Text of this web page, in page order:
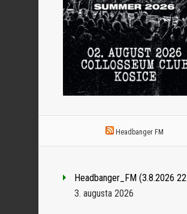
Headbanger FM
Headbanger_FM (3.8.2026
3. augusta 2026